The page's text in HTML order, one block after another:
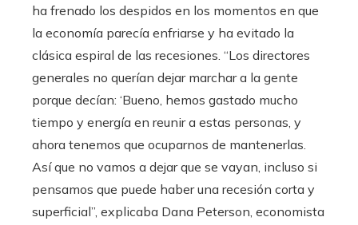
ha frenado los despidos en los momentos en que
la economía parecía enfriarse y ha evitado la
clásica espiral de las recesiones. “Los directores
generales no querían dejar marchar a la gente
porque decían: ‘Bueno, hemos gastado mucho
tiempo y energía en reunir a estas personas, y
ahora tenemos que ocuparnos de mantenerlas.
Así que no vamos a dejar que se vayan, incluso si
pensamos que puede haber una recesión corta y
superficial”, explicaba Dana Peterson, economista